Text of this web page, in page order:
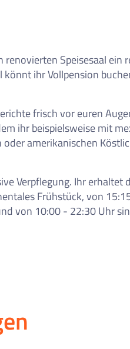
Speisesaal ein
ihr Vollpension
frisch vor euren
ihr beispielsweise mit
amerikanischen
Verpflegung. Ihr erhaltet
Frühstück, von
von 10:00 - 22:30 Uhr